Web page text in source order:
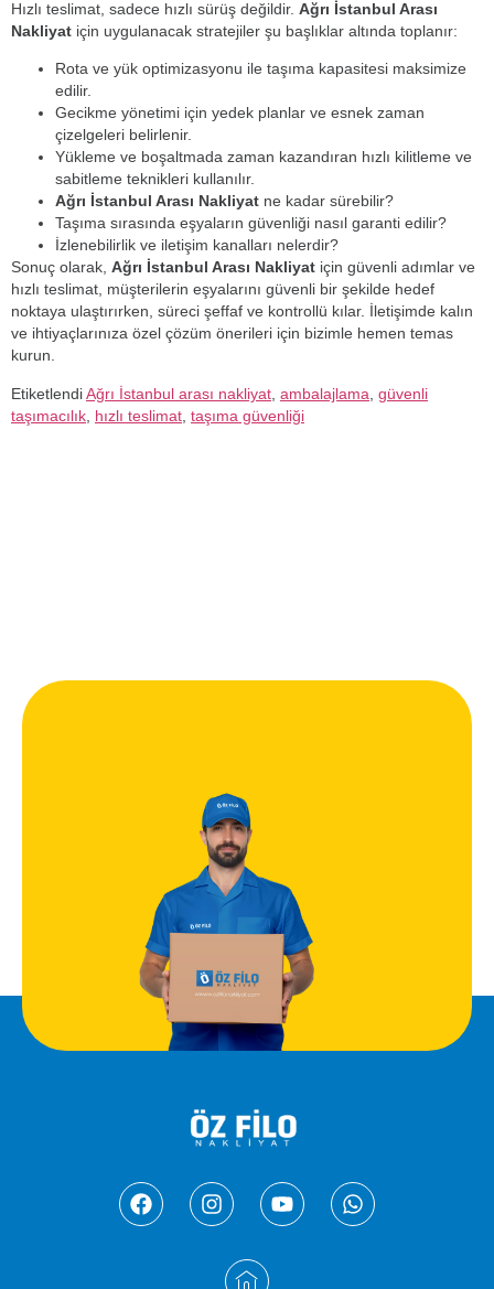
Hızlı teslimat, sadece hızlı sürüş değildir. Ağrı İstanbul Arası
Nakliyat için uygulanacak stratejiler şu başlıklar altında toplanır:
Rota ve yük optimizasyonu ile taşıma kapasitesi maksimize
edilir.
Gecikme yönetimi için yedek planlar ve esnek zaman
çizelgeleri belirlenir.
Yükleme ve boşaltmada zaman kazandıran hızlı kilitleme ve
sabitleme teknikleri kullanılır.
Ağrı İstanbul Arası Nakliyat ne kadar sürebilir?
Taşıma sırasında eşyaların güvenliği nasıl garanti edilir?
İzlenebilirlik ve iletişim kanalları nelerdir?
Sonuç olarak, Ağrı İstanbul Arası Nakliyat için güvenli adımlar ve
hızlı teslimat, müşterilerin eşyalarını güvenli bir şekilde hedef
noktaya ulaştırırken, süreci şeffaf ve kontrollü kılar. İletişimde kalın
ve ihtiyaçlarınıza özel çözüm önerileri için bizimle hemen temas
kurun.
EtiketlendiAğrı İstanbul arası nakliyat ambalajlama güvenli
taşımacılık hızlı teslimat taşıma güvenliği